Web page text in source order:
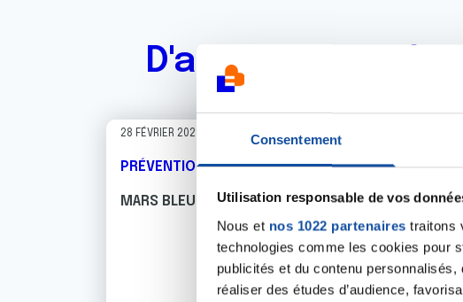
Consentement
Utilisation responsable de vos
Nous et nos 1022 partenaires traitons
technologies comme les cookies pour
publicités et du contenu
réaliser des études d’audience,
D'autres
28 FÉVRIER 2023
PRÉVENTION
MARS BLEU 2023